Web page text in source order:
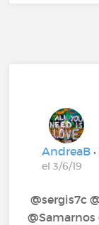
AndreaB
el 3/6/19
@sergis7c‍